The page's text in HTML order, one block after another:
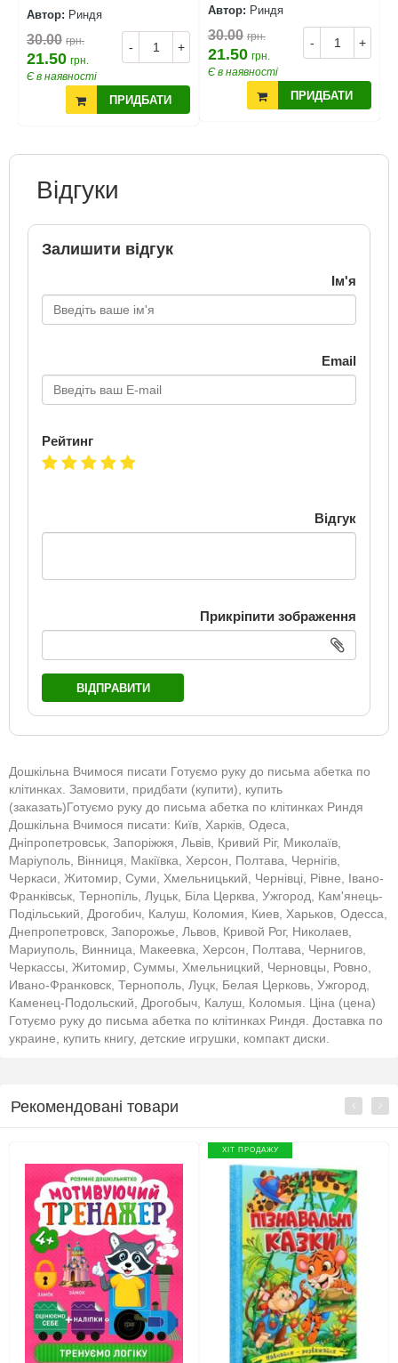
Автор: Риндя
- +
30.00 грн.
21.50 грн.
Є в наявності
ПРИДБАТИ
Автор: Риндя
- +
30.00 грн.
21.50 грн.
Є в наявності
ПРИДБАТИ
Відгуки
Залишити відгук
Ім'я
Email
Рейтинг
Відгук
Прикріпити зображення
ВІДПРАВИТИ
Дошкільна Вчимося писати Готуємо руку до письма абетка по
клітинках. Замовити, придбати (купити), купить
(заказать)Готуємо руку до письма абетка по клітинках Риндя
Дошкільна Вчимося писати: Київ, Харків, Одеса,
Дніпропетровськ, Запоріжжя, Львів, Кривий Ріг, Миколаїв,
Маріуполь, Вінниця, Макіївка, Херсон, Полтава, Чернігів,
Черкаси, Житомир, Суми, Хмельницький, Чернівці, Рівне, Івано-
Франківськ, Тернопіль, Луцьк, Біла Церква, Ужгород, Кам'янець-
Подільський, Дрогобич, Калуш, Коломия, Киев, Харьков, Одесса,
Днепропетровск, Запорожье, Львов, Кривой Рог, Николаев,
Мариуполь, Винница, Макеевка, Херсон, Полтава, Чернигов,
Черкассы, Житомир, Суммы, Хмельницкий, Черновцы, Ровно,
Ивано-Франковск, Тернополь, Луцк, Белая Церковь, Ужгород,
Каменец-Подольский, Дрогобыч, Калуш, Коломыя. Ціна (цена)
Готуємо руку до письма абетка по клітинках Риндя. Доставка по
украине, купить книгу, детские игрушки, компакт диски.
Рекомендовані товари
ХІТ ПРОДАЖУ